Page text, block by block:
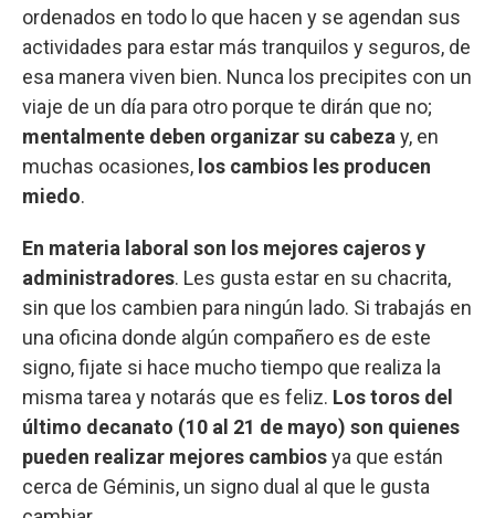
ordenados en todo lo que hacen y se agendan sus
actividades para estar más tranquilos y seguros, de
esa manera viven bien. Nunca los precipites con un
viaje de un día para otro porque te dirán que no;
mentalmente deben organizar su cabeza y, en
muchas ocasiones, los cambios les producen
miedo.
En materia laboral son los mejores cajeros y
administradores. Les gusta estar en su chacrita,
sin que los cambien para ningún lado. Si trabajás en
una oficina donde algún compañero es de este
signo, fijate si hace mucho tiempo que realiza la
misma tarea y notarás que es feliz. Los toros del
último decanato (10 al 21 de mayo) son quienes
pueden realizar mejores cambiosya que están
cerca de Géminis, un signo dual al que le gusta